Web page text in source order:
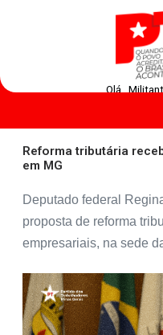
Olá ,
Reforma tributária
em MG
Deputado federal
proposta de reforma
empresariais, na sede